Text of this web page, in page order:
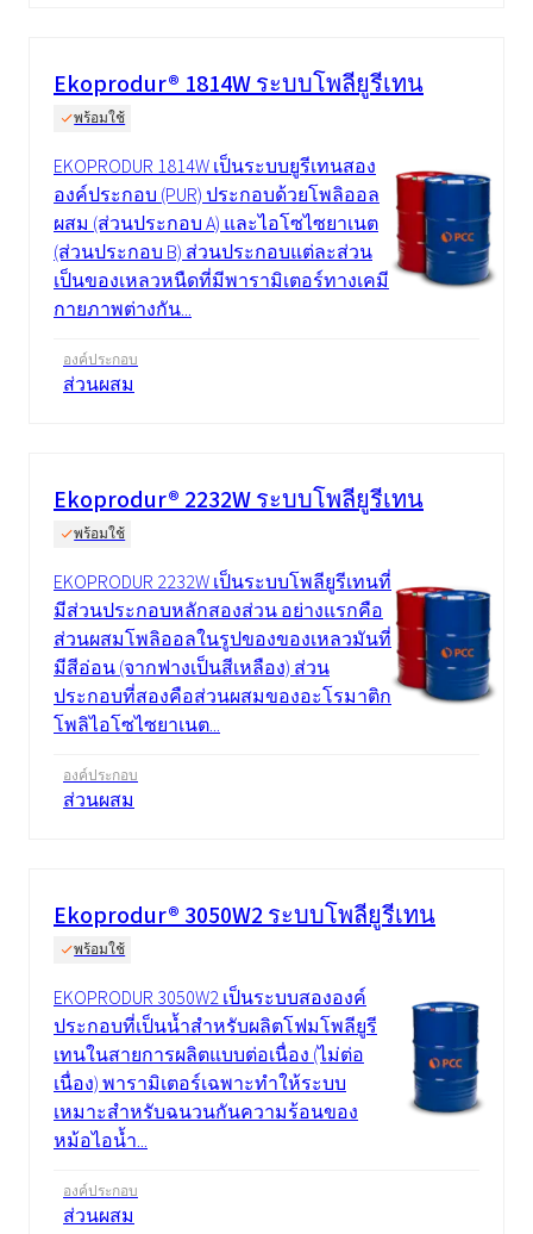
Ekoprodur® 1814W ระบบโพลียูรีเทน
พร้อมใช้
EKOPRODUR 1814W เป็นระบบยูรีเทนสอง
องค์ประกอบ (PUR) ประกอบด้วยโพลิออล
ผสม (ส่วนประกอบ A) และไอโซไซยาเนต
(ส่วนประกอบ B) ส่วนประกอบแต่ละส่วน
เป็นของเหลวหนืดที่มีพารามิเตอร์ทางเคมี
กายภาพต่างกัน...
องค์ประกอบ
ส่วนผสม
Ekoprodur® 2232W ระบบโพลียูรีเทน
พร้อมใช้
EKOPRODUR 2232W เป็นระบบโพลียูรีเทนที่
มีส่วนประกอบหลักสองส่วน อย่างแรกคือ
ส่วนผสมโพลิออลในรูปของของเหลวมันที่
มีสีอ่อน (จากฟางเป็นสีเหลือง) ส่วน
ประกอบที่สองคือส่วนผสมของอะโรมาติก
โพลิไอโซไซยาเนต...
องค์ประกอบ
ส่วนผสม
Ekoprodur® 3050W2 ระบบโพลียูรีเทน
พร้อมใช้
EKOPRODUR 3050W2 เป็นระบบสององค์
ประกอบที่เป็นน้ำสำหรับผลิตโฟมโพลียูรี
เทนในสายการผลิตแบบต่อเนื่อง (ไม่ต่อ
เนื่อง) พารามิเตอร์เฉพาะทำให้ระบบ
เหมาะสำหรับฉนวนกันความร้อนของ
หม้อไอน้ำ...
องค์ประกอบ
ส่วนผสม